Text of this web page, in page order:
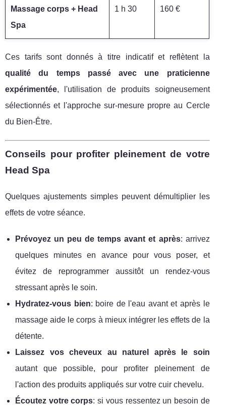
Massage corps + Head
Spa
1 h 30 160 €
Ces tarifs sont donnés à titre indicatif et reflètent la
qualité du temps passé avec une praticienne
expérimentée, l'utilisation de produits soigneusement
sélectionnés et l'approche sur-mesure propre au Cercle
du Bien-Être.
Conseils pour profiter pleinement de votre
Head Spa
Quelques ajustements simples peuvent démultiplier les
effets de votre séance.
Prévoyez un peu de temps avant et après: arrivez
quelques minutes en avance pour vous poser, et
évitez de reprogrammer aussitôt un rendez-vous
stressant après le soin.
Hydratez-vous bien: boire de l'eau avant et après le
massage aide le corps à mieux intégrer les effets de la
détente.
Laissez vos cheveux au naturel après le soin
autant que possible, pour profiter pleinement de
l'action des produits appliqués sur votre cuir chevelu.
Écoutez votre corps: si vous ressentez un besoin de